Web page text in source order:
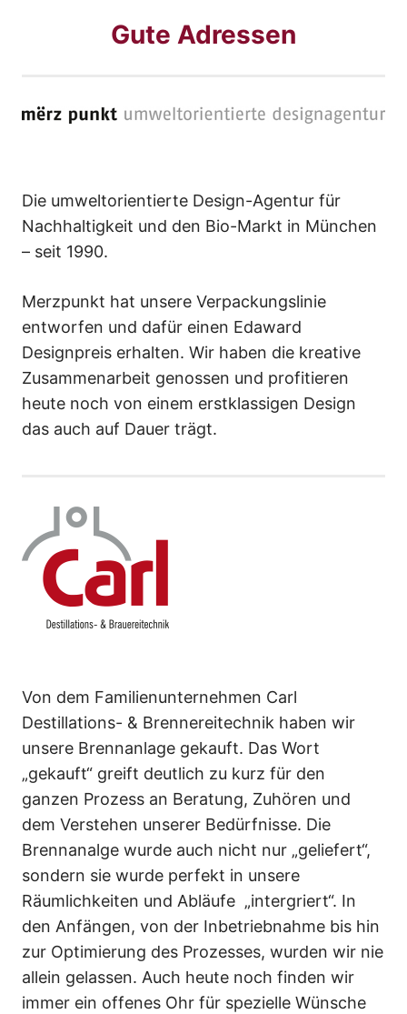
Gute Adressen
Die umweltorientierte Design-Agentur für
Nachhaltigkeit und den Bio-Markt in München
– seit 1990.
Merzpunkt hat unsere Verpackungslinie
entworfen und dafür einen Edaward
Designpreis erhalten. Wir haben die kreative
Zusammenarbeit genossen und profitieren
heute noch von einem erstklassigen Design
das auch auf Dauer trägt.
Von dem Familienunternehmen Carl
Destillations- & Brennereitechnik haben wir
unsere Brennanlage gekauft. Das Wort
„gekauft“ greift deutlich zu kurz für den
ganzen Prozess an Beratung, Zuhören und
dem Verstehen unserer Bedürfnisse. Die
Brennanalge wurde auch nicht nur „geliefert“,
sondern sie wurde perfekt in unsere
Räumlichkeiten und Abläufe „intergriert“. In
den Anfängen, von der Inbetriebnahme bis hin
zur Optimierung des Prozesses, wurden wir nie
allein gelassen. Auch heute noch finden wir
immer ein offenes Ohr für spezielle Wünsche